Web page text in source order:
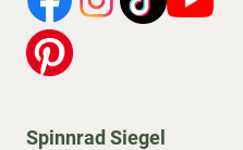
Spinnrad Siegel